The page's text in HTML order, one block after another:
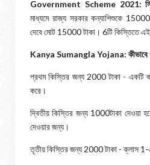
Government Scheme 2021:
মাধ্যমে রাজ্য সরকার কন্যাশিশুকে 15000
দেবে মোট 15000 টাকা। 6টি কিস্তিতে এই
Kanya Sumangla Yojana: কীভাবে
প্রথম কিস্তির জন্য 2000 টাকা - একটি
করে।
দ্বিতীয় কিস্তির জন্য 1000টাকা দেওয়া
দেওয়ার জন্য।
তৃতীয় কিস্তির জন্য 2000 টাকা - ক্লাস 1-